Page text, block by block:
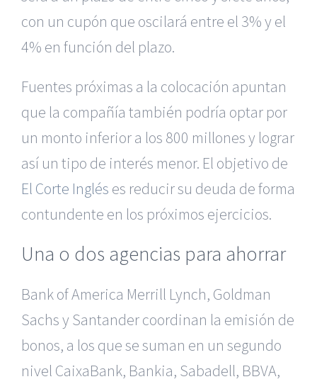
con un cupón que oscilará entre el 3% y el
4% en función del plazo.
Fuentes próximas a la colocación apuntan
que la compañía también podría optar por
un monto inferior a los 800 millones y lograr
así un tipo de interés menor. El objetivo de
El Corte Inglés es reducir su deuda de forma
contundente en los próximos ejercicios.
Una o dos agencias para ahorrar
Bank of America Merrill Lynch, Goldman
Sachs y Santander coordinan la emisión de
bonos, a los que se suman en un segundo
nivel CaixaBank, Bankia, Sabadell, BBVA,